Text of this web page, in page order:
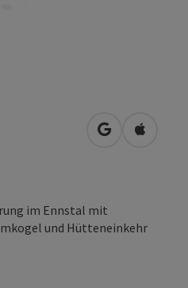
in Google
in
im Ennstal mit
und Hütteneinkehr